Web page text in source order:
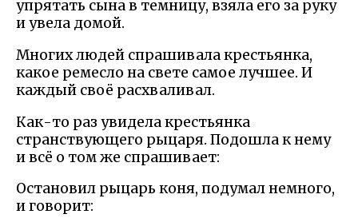
упрятать сына в темницу, взяла его за руку
и увела домой.
Многих людей спрашивала крестьянка,
какое ремесло на свете самое лучшее. И
каждый своё расхваливал.
Как-то раз увидела крестьянка
странствующего рыцаря. Подошла к нему
и всё о том же спрашивает:
Остановил рыцарь коня, подумал немного,
и говорит: